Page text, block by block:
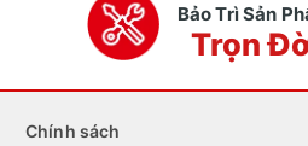
Bảo Trì Sản
Trọn
Chính sách